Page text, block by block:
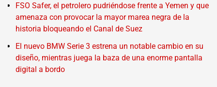
FSO Safer, el petrolero pudriéndose frente a Yemen y que
amenaza con provocar la mayor marea negra de la
historia bloqueando el Canal de Suez
El nuevo BMW Serie 3 estrena un notable cambio en su
diseño, mientras juega la baza de una enorme pantalla
digital a bordo